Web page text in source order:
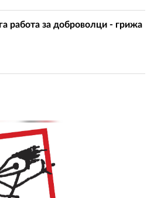
работа за доброволци - грижа